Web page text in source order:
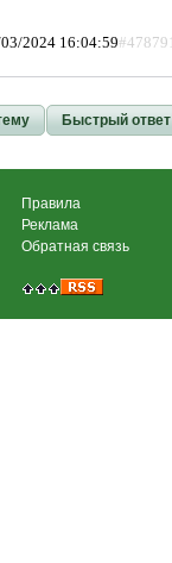
2024 16:04:59#478791
Быстрый ответ
Правила
Реклама
Обратная связь